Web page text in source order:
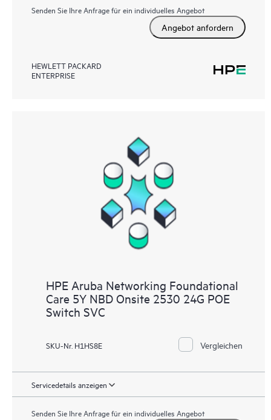
Senden Sie Ihre Anfrage für ein individuelles Angebot
Angebot anfordern
HEWLETT PACKARD
ENTERPRISE
HPE Aruba Networking Foundational
Care 5Y NBD Onsite 2530 24G POE
Switch SVC
SKU-Nr. H1HS8E Vergleichen
Servicedetails anzeigen
Senden Sie Ihre Anfrage für ein individuelles Angebot